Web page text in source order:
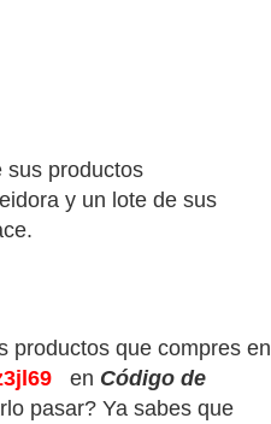
sus productos
y un lote de sus
productos que compres en
en Código de
pasar? Ya sabes que